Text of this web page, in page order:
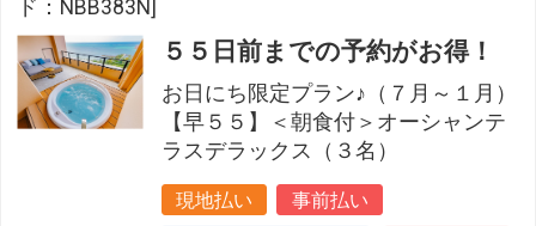
ド：NBB383N]
５５日前までの予約がお得！
お日にち限定プラン♪（７月～１月）
【早５５】＜朝食付＞オーシャンテ
ラスデラックス（３名）
現地払い
事前払い